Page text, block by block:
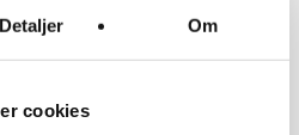
Detaljer Om
cookies
enhed for hende …
det som hun selv
og er i konstant